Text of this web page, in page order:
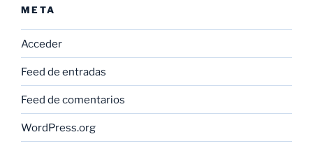
META
Acceder
Feed de entradas
Feed de comentarios
WordPress.org